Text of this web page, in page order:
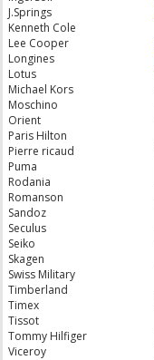
J.Springs
Kenneth Cole
Lee Cooper
Longines
Lotus
Michael Kors
Moschino
Orient
Paris Hilton
Pierre ricaud
Puma
Rodania
Romanson
Sandoz
Seculus
Seiko
Skagen
Swiss Military
Timberland
Timex
Tissot
Tommy Hilfiger
Viceroy